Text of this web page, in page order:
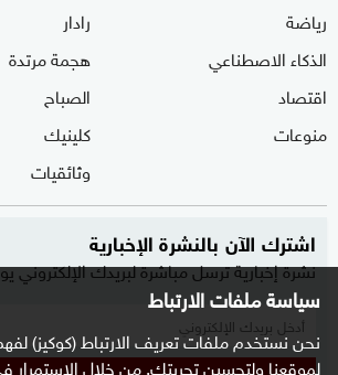
سياسة ملفات الارتباط
نحن نستخدم ملفات تعريف الارتباط (كوكيز)
لموقعنا ولتحسين تجربتك. من خلال الاستمرار
رياضة
الذكاء الاصطناعي
اقتصاد
منوعات
رادار
هجمة مرتدة
الصباح
كلينيك
وثائقيات
اشترك الآن بالنشرة الإخبارية
نشرة إخبارية ترسل مباشرة لبريدك الإلكتروني